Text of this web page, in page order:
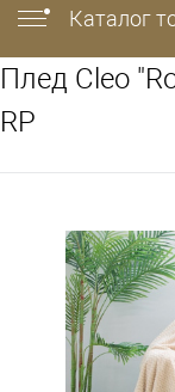
Каталог
Плед Cleo
RP